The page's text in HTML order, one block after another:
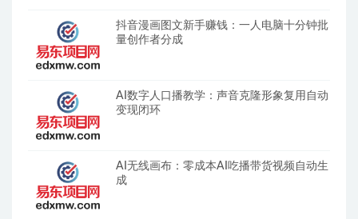
抖音漫画图文新手赚钱：一人电脑十分钟批
量创作者分成
AI数字人口播教学：声音克隆形象复用自动
变现闭环
AI无线画布：零成本AI吃播带货视频自动生
成